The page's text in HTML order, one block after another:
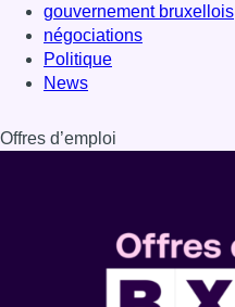
gouvernement bruxellois
négociations
Politique
News
Offres d’emploi